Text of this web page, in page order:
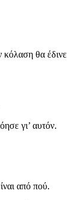
κόλαση θα έδινε
γι’ αυτόν.
από πού.